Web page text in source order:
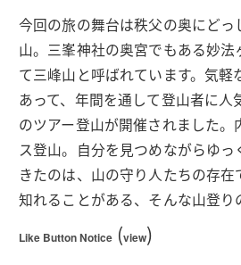
今回の旅の舞台は秩父の奥にど
山。三峯神社の奥宮でもある妙
て三峰山と呼ばれています。気軽
あって、年間を通して登山者に人
のツアー登山が開催されました
ス登山。自分を見つめながらゆっ
きたのは、山の守り人たちの存
知れることがある、そんな山登り
Like Button Notice(view)